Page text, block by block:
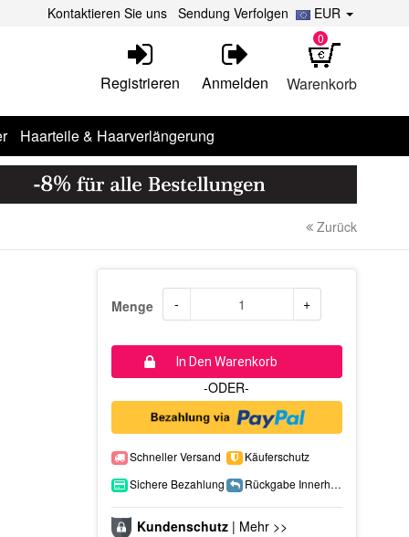
EUR
Kontaktieren Sie uns Sendung Verfolgen
Warenkorb
0
Registrieren Anmelden
Haarteile & Haarverlängerung
Zurück
Menge - +
In Den Warenkorb
-ODER-
Schneller Versand
Käuferschutz
Sichere Bezahlung
Rückgabe Innerhalb 15 Tage
Kundenschutz| Mehr >>